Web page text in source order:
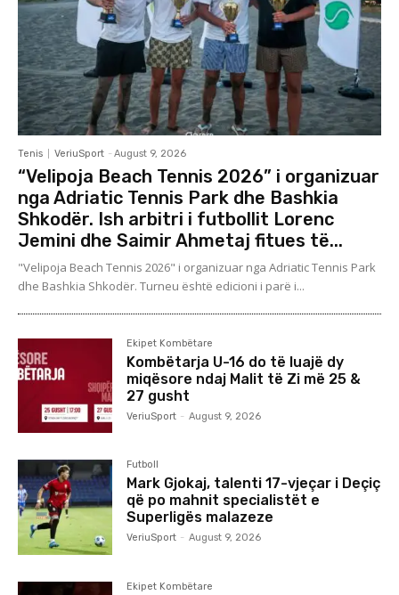
Tenis VeriuSport - August 9, 2026
“Velipoja Beach Tennis 2026” i organizuar
nga Adriatic Tennis Park dhe Bashkia
Shkodër. Ish arbitri i futbollit Lorenc
Jemini dhe Saimir Ahmetaj fitues të...
"Velipoja Beach Tennis 2026" i organizuar nga Adriatic Tennis Park
dhe Bashkia Shkodër. Turneu është edicioni i parë i...
Ekipet Kombëtare
Kombëtarja U-16 do të luajë dy
miqësore ndaj Malit të Zi më 25 &
27 gusht
VeriuSport - August 9, 2026
Futboll
Mark Gjokaj, talenti 17-vjeçar i Deçiç
që po mahnit specialistët e
Superligës malazeze
VeriuSport - August 9, 2026
Ekipet Kombëtare